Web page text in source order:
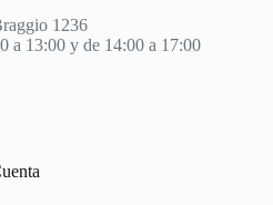
1236
a 13:00 y de 14:00 a 17:00